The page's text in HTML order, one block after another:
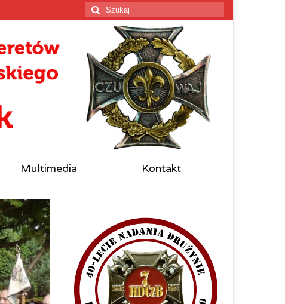
Szuklaj
w:
Multimedia Kontakt